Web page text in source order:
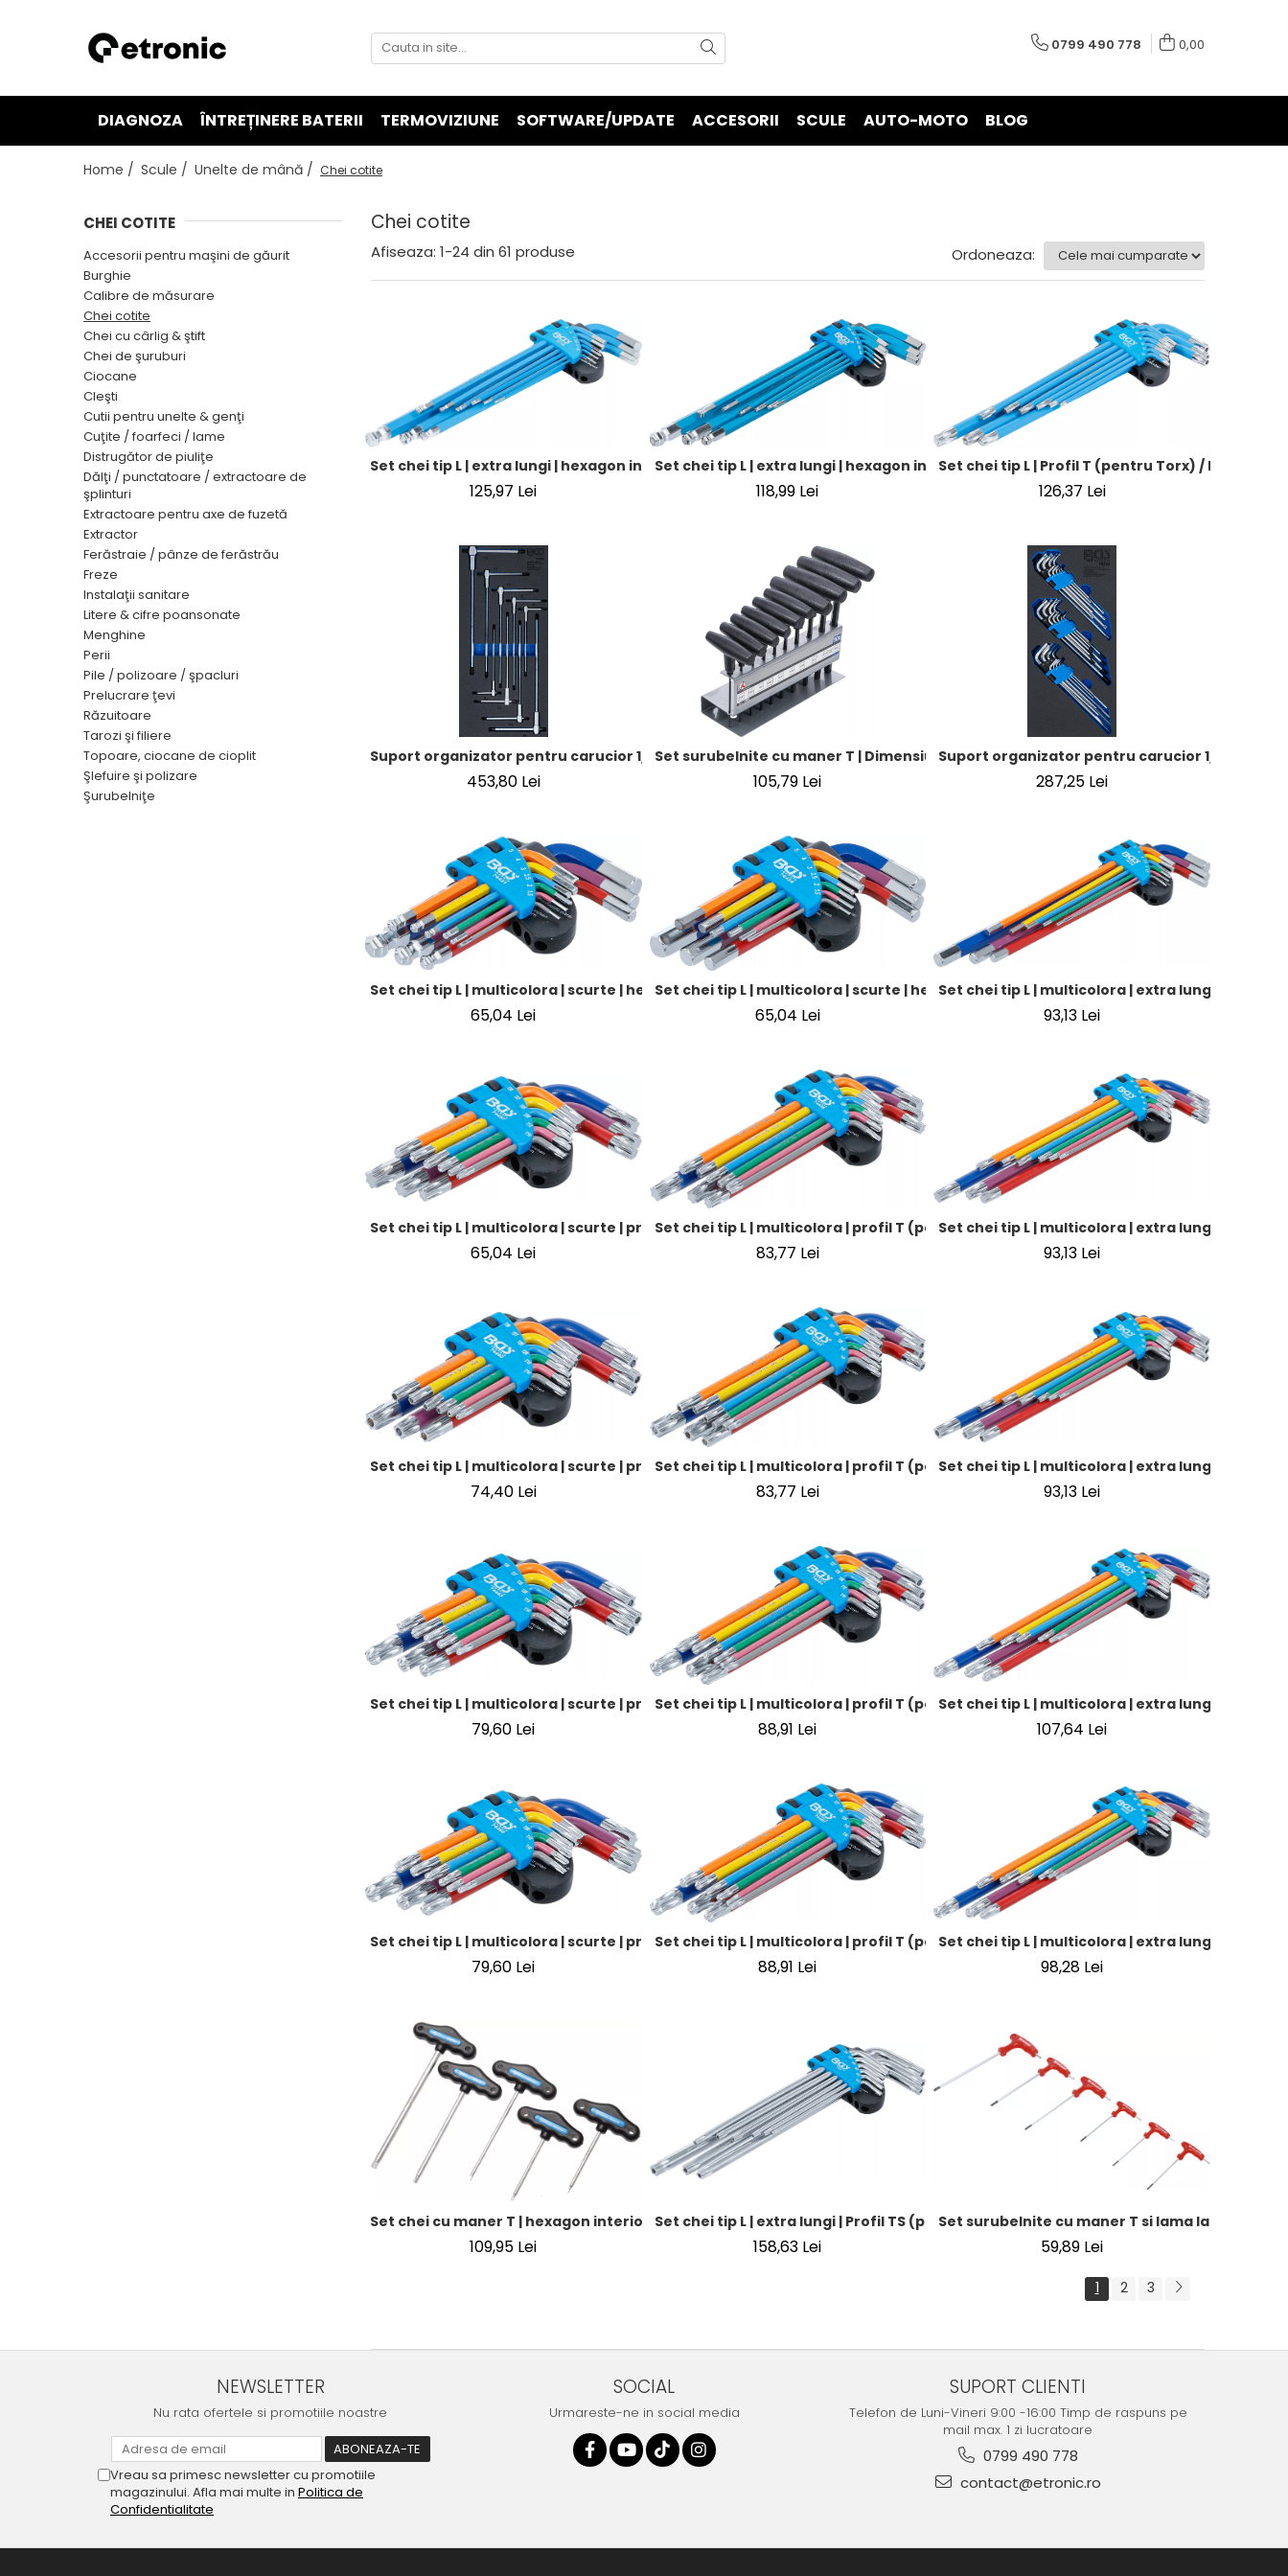
0799 490 778 0,00
DIAGNOZA ÎNTREȚINERE BATERII TERMOVIZIUNE SOFTWARE/UPDATE ACCESORII SCULE AUTO-MOTO BLOG
Home / Scule / Unelte de mână / Chei cotite
Chei cotite
CHEI COTITE
Accesorii pentru maşini de găurit
Burghie
Calibre de măsurare
Chei cotite
Chei cu cârlig & ştift
Chei de şuruburi
Ciocane
Cleşti
Cutii pentru unelte & genţi
Cuţite / foarfeci / lame
Distrugător de piuliţe
Dălţi / punctatoare / extractoare de
şplinturi
Extractoare pentru axe de fuzetă
Extractor
Ferăstraie / pânze de ferăstrău
Freze
Instalaţii sanitare
Litere & cifre poansonate
Menghine
Perii
Pile / polizoare / şpacluri
Prelucrare ţevi
Răzuitoare
Tarozi şi filiere
Topoare, ciocane de cioplit
Şlefuire şi polizare
Şurubelniţe
Afiseaza: 1-24 din 61 produse Ordoneaza:
Set chei tip L | extra lungi | hexagon interior/hexagon interior cu cap sferic 1,5 - 10 mm | 9 piese
125,97 Lei
Set chei tip L | extra lungi | hexagon interior | Marimi in toli | 9 piese
118,99 Lei
Set chei tip L | Profil T (pentru Torx) / Profil T
126,37 Lei
Suport organizator pentru carucior 1/3: Set surubelnite cu maner glisant T | Profil T (pentru Torx) | T10 - T50 | 9 piese
453,80 Lei
Set surubelnite cu maner T | Dimensiuni in toli | hexagon interior 3/32" - 3/8" | 10 piese
105,79 Lei
Suport organizator pentru carucior 1/3: Set
287,25 Lei
Set chei tip L | multicolora | scurte | hexagon interior, hexagon interior cu cap sferic 1,5 - 10 mm | 9 piese
65,04 Lei
Set chei tip L | multicolora | scurte | hexagon interior 1,5 - 10 mm | 9 piese
65,04 Lei
Set chei tip L | multicolora | extra lunga |
93,13 Lei
Set chei tip L | multicolora | scurte | profil T (pentru Torx) T10 - T50 | 9 piese
65,04 Lei
Set chei tip L | multicolora | profil T (pentru Torx) T10 - T50 | 9 piese
83,77 Lei
Set chei tip L | multicolora | extra lunga | profil
93,13 Lei
Set chei tip L | multicolora | scurte | profil T (pentru Torx) cu alezaj T10 - T50 | 9 piese
74,40 Lei
Set chei tip L | multicolora | profil T (pentru Torx) cu alezaj T10 - T50 | 9 piese
83,77 Lei
Set chei tip L | multicolora | extra lunga | profil
93,13 Lei
Set chei tip L | multicolora | scurte | profil T (pentru Torx) cu gaura si cap sferic T10 - T50 | 9 piese
79,60 Lei
Set chei tip L | multicolora | profil T (pentru Torx) cu gaura si cap sferic T10 - T50 | 9
88,91 Lei
Set chei tip L | multicolora | extra lunga | profil
107,64 Lei
Set chei tip L | multicolora | scurte | profil T (pentru Torx) cu cap sferic T10 - T50 | 9 piese
79,60 Lei
Set chei tip L | multicolora | profil T (pentru Torx) cu cap sferic T10 - T50 | 9 piese
88,91 Lei
Set chei tip L | multicolora | extra lunga | profil
98,28 Lei
Set chei cu maner T | hexagon interior 3 - 8 mm | 5 piese
109,95 Lei
Set chei tip L | extra lungi | Profil TS (pentru Torx Plus) TS10 - TS50 | 9 piese
158,63 Lei
Set surubelnite cu maner T si lama laterala |
59,89 Lei
1 2 3
NEWSLETTER
Nu rata ofertele si promotiile noastre
Vreau sa primesc newsletter cu promotiile
magazinului. Afla mai multe in Politica de
Confidentialitate
SOCIAL
Urmareste-ne in social media
SUPORT CLIENTI
Telefon de Luni-Vineri 9:00 -16:00 Timp de raspuns pe
mail max. 1 zi lucratoare
0799 490 778
contact@etronic.ro